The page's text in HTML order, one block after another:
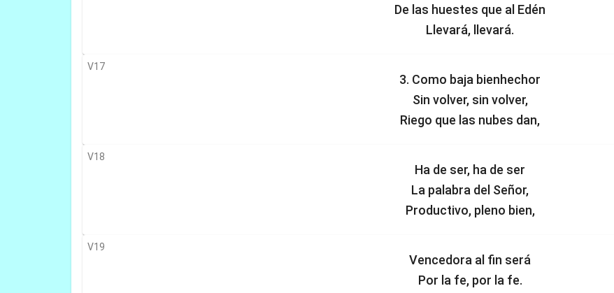
De las huestes que al Edén
Llevará, llevará.
V17
3. Como baja bienhechor
Sin volver, sin volver,
Riego que las nubes dan,
V18
Ha de ser, ha de ser
La palabra del Señor,
Productivo, pleno bien,
V19
Vencedora al fin será
Por la fe, por la fe.